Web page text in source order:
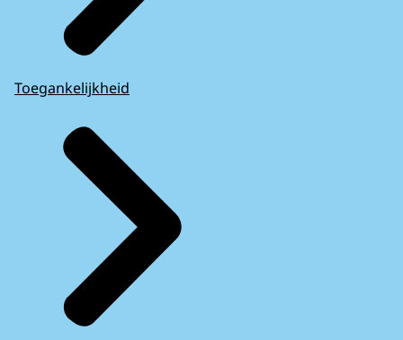
Toegankelijkheid